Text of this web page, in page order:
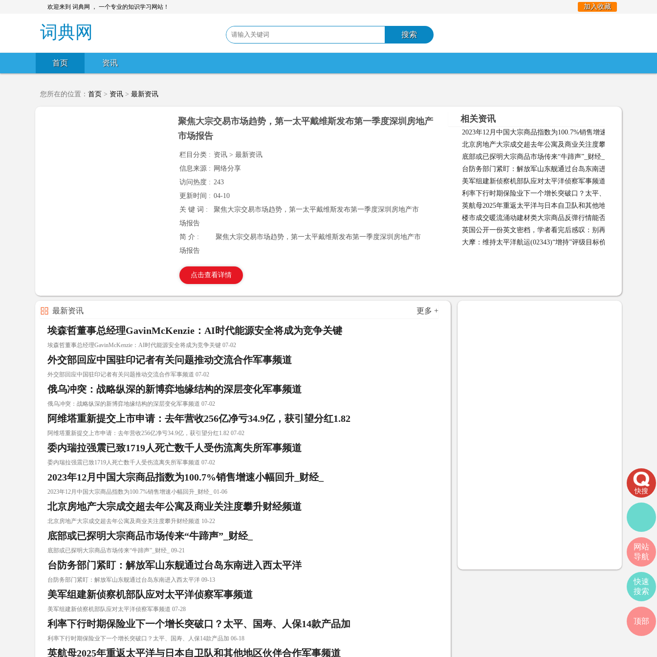
欢迎来到 词典网 ， 一个专业的知识学习网站！ 加入收藏
词典网
首页 资讯
您所在的位置： 首页 > 资讯 > 最新资讯
聚焦大宗交易市场趋势，第一太平戴维斯发布第一季度深圳房地产
市场报告
栏目分类 : 资讯 > 最新资讯
信息来源 : 网络分享
访问热度 : 243
更新时间 : 04-10
关 键 词 :
聚焦大宗交易市场趋势，第一太平戴维斯发布第一季度深圳房地产市
场报告
简 介 :
聚焦大宗交易市场趋势，第一太平戴维斯发布第一季度深圳房地产市
场报告
点击查看详情
相关资讯
2023年12月中国大宗商品指数为100.7%销售增速小幅回升_财经_
06
北京房地产大宗成交超去年公寓及商业关注度攀升财经频道
底部或已探明大宗商品市场传来“牛蹄声”_财经_
台防务部门紧盯：解放军山东舰通过台岛东南进入西太平洋
美军组建新侦察机部队应对太平洋侦察军事频道
利率下行时期保险业下一个增长突破口？太平、国寿、人保14款
14款产品加 06-18
英航母2025年重返太平洋与日本自卫队和其他地区伙伴合作军事
频道 05-20
楼市成交暖流涌动建材类大宗商品反弹行情能否持续？
英国公开一份英文密档，学者看完后感叹：别再向太平军泼脏水
了！ 02-27
大摩：维持太平洋航运(02343)“增持”评级目标价4.17港元
最新资讯 更多 +
埃森哲董事总经理GavinMcKenzie：AI时代能源安全将成为竞争关键
埃森哲董事总经理GavinMcKenzie：AI时代能源安全将成为竞争关键 07-02
外交部回应中国驻印记者有关问题推动交流合作军事频道
外交部回应中国驻印记者有关问题推动交流合作军事频道 07-02
俄乌冲突：战略纵深的新博弈地缘结构的深层变化军事频道
俄乌冲突：战略纵深的新博弈地缘结构的深层变化军事频道 07-02
阿维塔重新提交上市申请：去年营收256亿净亏34.9亿，获引望分红1.82
阿维塔重新提交上市申请：去年营收256亿净亏34.9亿，获引望分红1.82 07-02
委内瑞拉强震已致1719人死亡数千人受伤流离失所军事频道
委内瑞拉强震已致1719人死亡数千人受伤流离失所军事频道 07-02
2023年12月中国大宗商品指数为100.7%销售增速小幅回升_财经_
2023年12月中国大宗商品指数为100.7%销售增速小幅回升_财经_ 01-06
北京房地产大宗成交超去年公寓及商业关注度攀升财经频道
北京房地产大宗成交超去年公寓及商业关注度攀升财经频道 10-22
底部或已探明大宗商品市场传来“牛蹄声”_财经_
底部或已探明大宗商品市场传来“牛蹄声”_财经_ 09-21
台防务部门紧盯：解放军山东舰通过台岛东南进入西太平洋
台防务部门紧盯：解放军山东舰通过台岛东南进入西太平洋 09-13
美军组建新侦察机部队应对太平洋侦察军事频道
美军组建新侦察机部队应对太平洋侦察军事频道 07-28
利率下行时期保险业下一个增长突破口？太平、国寿、人保14款产品加
利率下行时期保险业下一个增长突破口？太平、国寿、人保14款产品加 06-18
英航母2025年重返太平洋与日本自卫队和其他地区伙伴合作军事频道
快搜
网站
导航
快速
搜索
顶部